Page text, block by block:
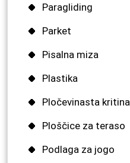
Paragliding
Parket
Pisalna miza
Plastika
Pločevinasta kritina
Ploščice za teraso
Podlaga za jogo